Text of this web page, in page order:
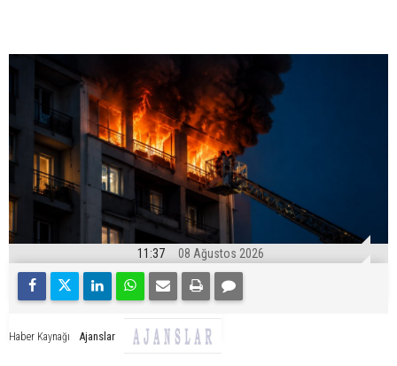
11:37 08 Ağustos 2026
Haber Kaynağı Ajanslar